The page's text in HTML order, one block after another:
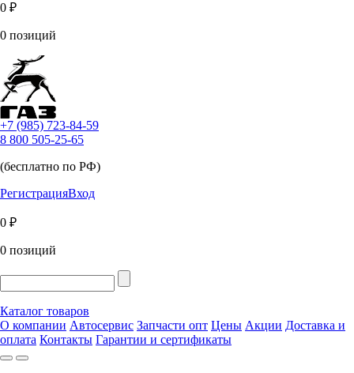
0 ₽
0 позиций
+7 (985) 723-84-59
8 800 505-25-65
(бесплатно по РФ)
РегистрацияВход
0 ₽
0 позиций
Каталог товаров
О компании Автосервис Запчасти опт Цены Акции Доставка и
оплата Контакты Гарантии и сертификаты